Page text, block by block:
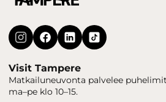
Visit Tampere
Matkailuneuvonta palvelee
ma–pe klo 10–15.